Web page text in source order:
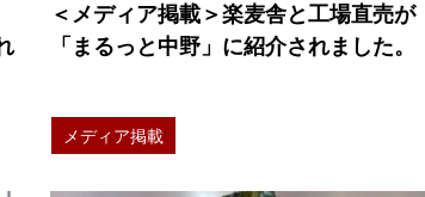
＜メディア掲載＞楽麦舎と工場直売が
「まるっと中野」に紹介されました。
メディア掲載